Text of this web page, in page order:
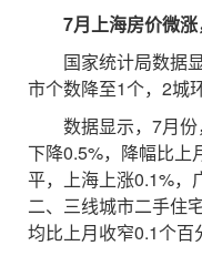
7月上海房价微
国家统计局数据显
市个数降至1个，2城
数据显示，7月份
下降0.5%，降幅比上
平，上海上涨0.1%，
二、三线城市二手住
均比上月收窄0.1个百